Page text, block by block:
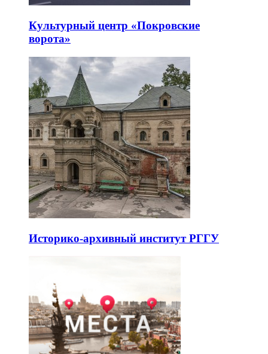
Культурный центр «Покровские
ворота»
Историко-архивный институт РГГУ